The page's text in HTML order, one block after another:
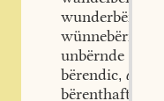
wunderbërnde
wünnebërnde
unbërnde
bërendic, adj.
bërenthaft